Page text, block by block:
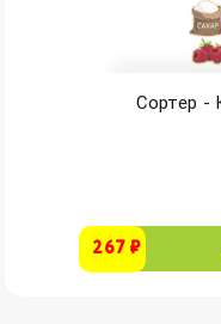
Сортер -
267 ₽